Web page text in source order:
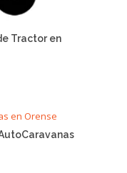
Tractor en